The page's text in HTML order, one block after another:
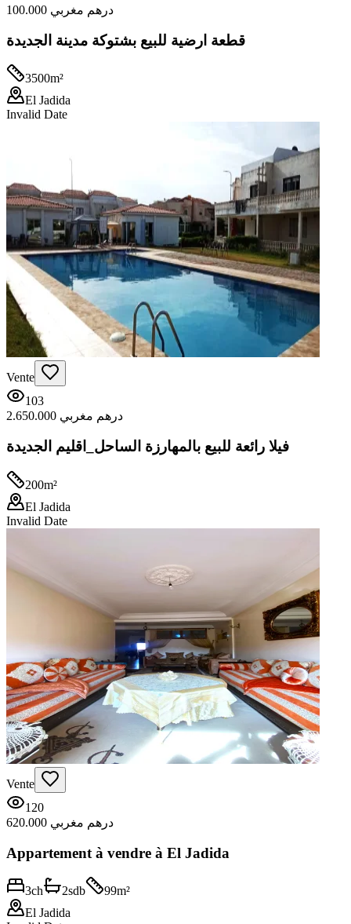
100.000 درهم مغربي
قطعة ارضية للبيع بشتوكة مدينة الجديدة
3500m²
El Jadida
Invalid Date
Vente
103
2.650.000 درهم مغربي
فيلا رائعة للبيع بالمهارزة الساحل_اقليم الجديدة
200m²
El Jadida
Invalid Date
Vente
120
620.000 درهم مغربي
Appartement à vendre à El Jadida
3ch 2sdb 99m²
El Jadida